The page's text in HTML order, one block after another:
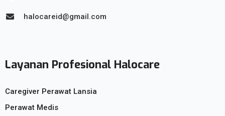
halocareid@gmail.com
Layanan Profesional Halocare
Caregiver Perawat Lansia
Perawat Medis